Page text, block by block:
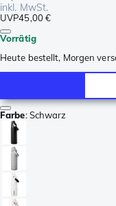
inkl. MwSt.
UVP45,00 €
Vorrätig
Heute bestellt, Morgen
Farbe:Schwarz